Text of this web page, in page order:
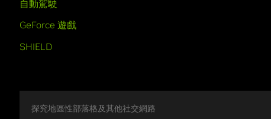
自動駕駛
GeForce 遊戲
SHIELD
探究地區性部落格及其他社交網路